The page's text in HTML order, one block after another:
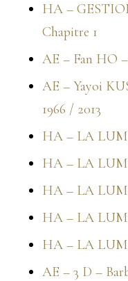
HA –
Chapitre 1
AE – Fan HO
AE – Yayoi
1966 / 2013
HA – LA
HA – LA
HA – LA
HA – LA
HA – LA
AE – 3 D –